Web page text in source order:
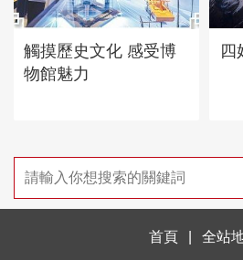
觸摸歷史文化 感受博
物館魅力
四
首頁 全站